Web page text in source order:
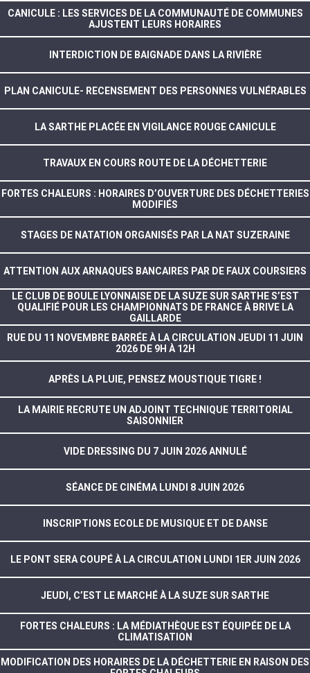
CANICULE : LES SERVICES DE LA COMMUNAUTÉ DE COMMUNES
AJUSTENT LEURS HORAIRES
INTERDICTION DE BAIGNADE DANS LA RIVIÈRE
PLAN CANICULE- RECENSEMENT DES PERSONNES VULNÉRABLES
LA SARTHE PLACÉE EN VIGILANCE ROUGE CANICULE
TRAVAUX EN COURS ROUTE DE LA DÉCHETTERIE
FORTES CHALEURS : HORAIRES D’OUVERTURE DES DÉCHETTERIES
MODIFIÉS
STAGES DE NATATION ORGANISÉS PAR LA NAT SUZERAINE
ATTENTION AUX ARNAQUES BANCAIRES PAR DE FAUX COURSIERS
LE CLUB DE BOULE LYONNAISE DE LA SUZE SUR SARTHE S’EST
QUALIFIÉ POUR LES CHAMPIONNATS DE FRANCE À BRIVE LA
GAILLARDE
RUE DU 11 NOVEMBRE BARRÉE À LA CIRCULATION JEUDI 11 JUIN
2026 DE 9H À 12H
APRÈS LA PLUIE, PENSEZ MOUSTIQUE TIGRE !
LA MAIRIE RECRUTE UN ADJOINT TECHNIQUE TERRITORIAL
SAISONNIER
VIDE DRESSING DU 7 JUIN 2026 ANNULÉ
SÉANCE DE CINÉMA LUNDI 8 JUIN 2026
INSCRIPTIONS ECOLE DE MUSIQUE ET DE DANSE
LE PONT SERA COUPÉ À LA CIRCULATION LUNDI 1ER JUIN 2026
JEUDI, C’EST LE MARCHÉ À LA SUZE SUR SARTHE
FORTES CHALEURS : LA MÉDIATHÈQUE EST ÉQUIPÉE DE LA
CLIMATISATION
MODIFICATION DES HORAIRES DE LA DÉCHETTERIE EN RAISON DES